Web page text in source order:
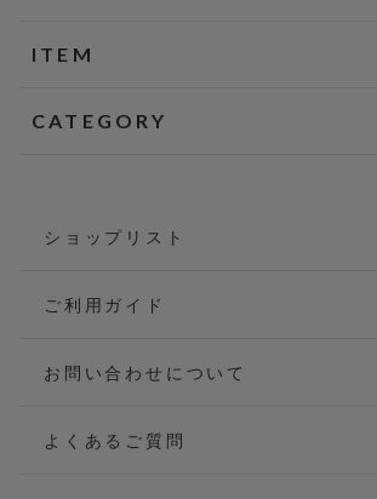
ITEM
CATEGORY
ショップリスト
ご利用ガイド
お問い合わせについて
よくあるご質問